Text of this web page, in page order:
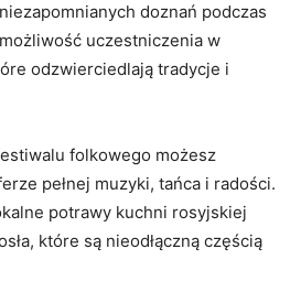
doznań⁣ podczas
uczestniczenia ⁤w
odzwierciedlają tradycje i
folkowego możesz
pełnej muzyki,⁢ tańca i ⁤radości.
potrawy ⁤kuchni rosyjskiej
które są nieodłączną częścią